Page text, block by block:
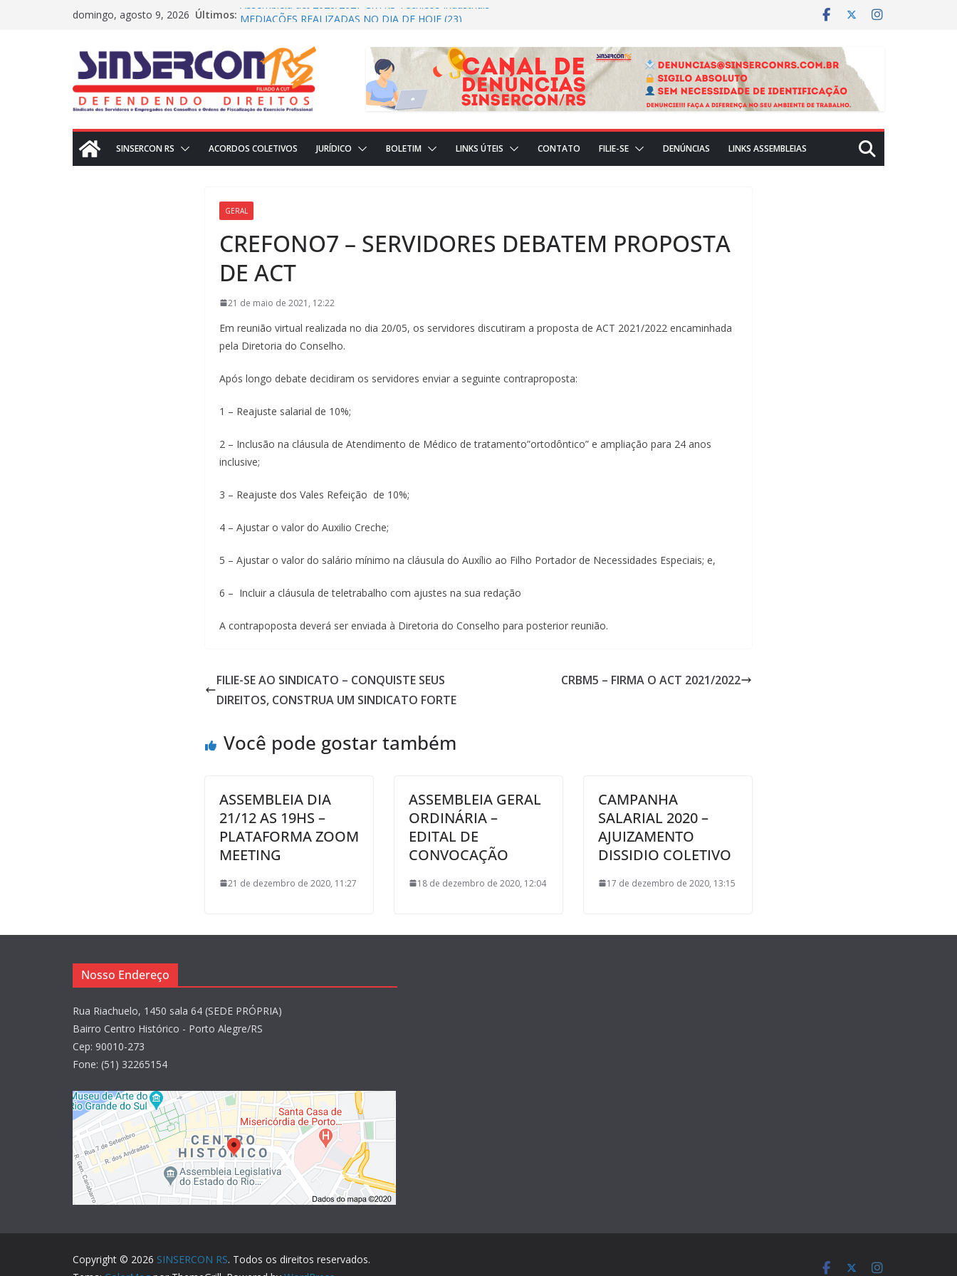
domingo, agosto 9, 2026 Últimos: Assembleia act 2026/2027 CRTRS Técnicos Industriais
MEDIAÇÕES REALIZADAS NO DIA DE HOJE (23)
Dissídio 2025
PROTESTO JUDICIAL
SINSERCON RS ACORDOS COLETIVOS JURÍDICO BOLETIM LINKS ÚTEIS CONTATO FILIE-SE DENÚNCIAS LINKS ASSEMBLEIAS
GERAL
CREFONO7 – SERVIDORES DEBATEM PROPOSTA
DE ACT
21 de maio de 2021, 12:22
Em reunião virtual realizada no dia 20/05, os servidores discutiram a proposta de ACT 2021/2022 encaminhada
pela Diretoria do Conselho.
Após longo debate decidiram os servidores enviar a seguinte contraproposta:
1 – Reajuste salarial de 10%;
2 – Inclusão na cláusula de Atendimento de Médico de tratamento”ortodôntico” e ampliação para 24 anos
inclusive;
3 – Reajuste dos Vales Refeição de 10%;
4 – Ajustar o valor do Auxilio Creche;
5 – Ajustar o valor do salário mínimo na cláusula do Auxílio ao Filho Portador de Necessidades Especiais; e,
6 – Incluir a cláusula de teletrabalho com ajustes na sua redação
A contrapoposta deverá ser enviada à Diretoria do Conselho para posterior reunião.
FILIE-SE AO SINDICATO – CONQUISTE SEUS
DIREITOS, CONSTRUA UM SINDICATO FORTE
CRBM5 – FIRMA O ACT 2021/2022
Você pode gostar também
ASSEMBLEIA DIA
21/12 AS 19HS –
PLATAFORMA ZOOM
MEETING
21 de dezembro de 2020, 11:27
ASSEMBLEIA GERAL
ORDINÁRIA –
EDITAL DE
CONVOCAÇÃO
18 de dezembro de 2020, 12:04
CAMPANHA
SALARIAL 2020 –
AJUIZAMENTO
DISSIDIO COLETIVO
17 de dezembro de 2020, 13:15
Nosso Endereço
Rua Riachuelo, 1450 sala 64 (SEDE PRÓPRIA)
Bairro Centro Histórico - Porto Alegre/RS
Cep: 90010-273
Fone: (51) 32265154
Copyright © 2026 SINSERCON RS. Todos os direitos reservados.